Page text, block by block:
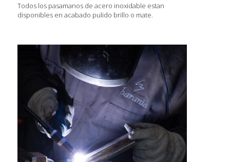
Todos los pasamanos de acero inoxidable estan
disponibles en acabado pulido brillo o mate.